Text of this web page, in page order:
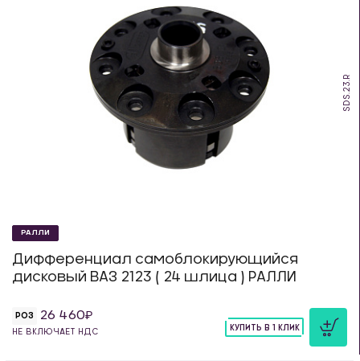
SDS.23.R
РАЛЛИ
Дифференциал самоблокирующийся
дисковый ВАЗ 2123 ( 24 шлица ) РАЛЛИ
РОЗ 26 460
НЕ ВКЛЮЧАЕТ НДС
КУПИТЬ В 1 КЛИК